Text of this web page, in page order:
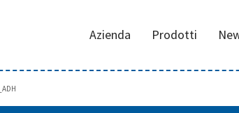
Azienda Prodotti